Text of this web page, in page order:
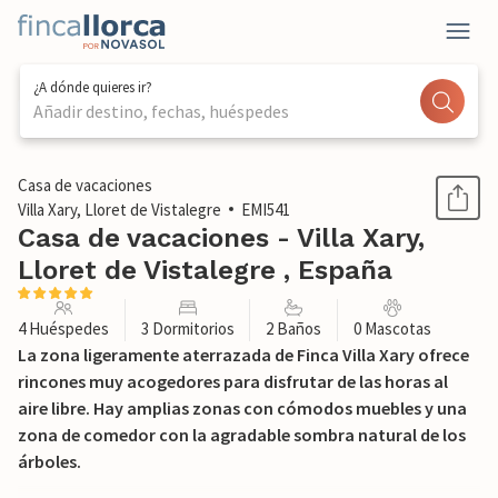
¿A dónde quieres ir?
Añadir destino, fechas, huéspedes
1 / 37
Casa de vacaciones
Villa Xary, Lloret de Vistalegre
EMI541
Casa de vacaciones - Villa Xary,
Lloret de Vistalegre , España
4 Huéspedes 3 Dormitorios 2 Baños 0 Mascotas
La zona ligeramente aterrazada de Finca Villa Xary ofrece
rincones muy acogedores para disfrutar de las horas al
aire libre. Hay amplias zonas con cómodos muebles y una
zona de comedor con la agradable sombra natural de los
árboles.